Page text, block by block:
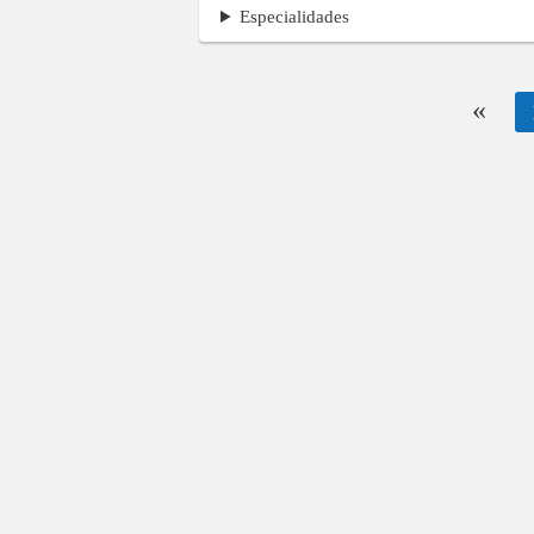
Especialidades
«